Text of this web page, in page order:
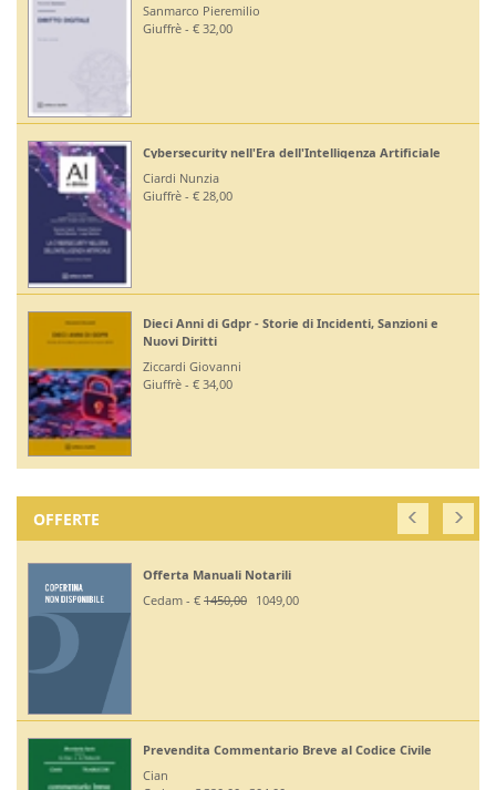
Sanmarco Pieremilio
Giuffrè - € 32,00
Cybersecurity nell'Era dell'Intelligenza Artificiale
Ciardi Nunzia
Giuffrè - € 28,00
Dieci Anni di Gdpr - Storie di Incidenti, Sanzioni e
Nuovi Diritti
Ziccardi Giovanni
Giuffrè - € 34,00
OFFERTE
Offerta Manuali Notarili
Cedam - €1450,00 1049,00
Prevendita Commentario Breve al Codice Civile
Cian